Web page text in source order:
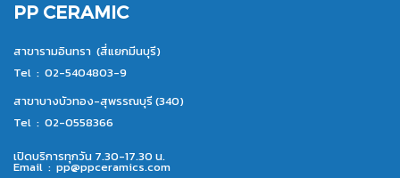
PP CERAMIC
สาขารามอินทรา (สี่แยกมีนบุรี)
Tel : 02-5404803-9
สาขาบางบัวทอง-สุพรรณบุรี (340)
Tel : 02-0558366
เปิดบริการทุกวัน 7.30-17.30 น.
Email : pp@ppceramics.com